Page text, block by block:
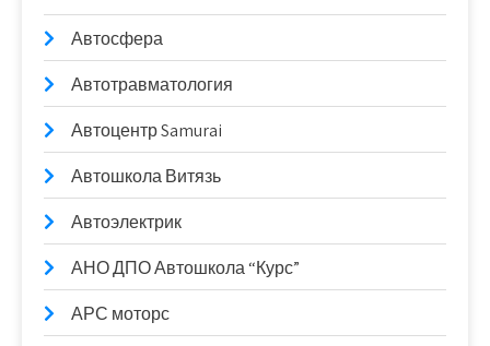
Автосфера
Автотравматология
Автоцентр Samurai
Автошкола Витязь
Автоэлектрик
АНО ДПО Автошкола “Курс”
АРС моторс